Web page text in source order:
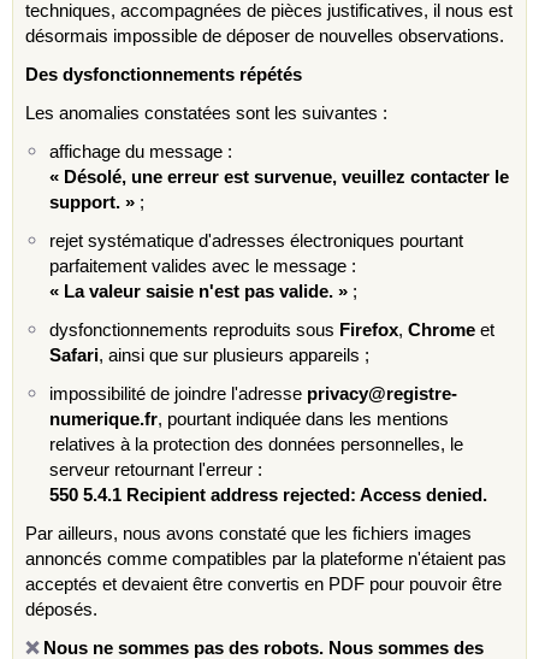
techniques, accompagnées de pièces justificatives, il nous est
désormais impossible de déposer de nouvelles observations.
Des dysfonctionnements répétés
Les anomalies constatées sont les suivantes :
affichage du message :
« Désolé, une erreur est survenue, veuillez contacter le
support. » ;
rejet systématique d'adresses électroniques pourtant
parfaitement valides avec le message :
« La valeur saisie n'est pas valide. » ;
dysfonctionnements reproduits sous Firefox, Chrome et
Safari, ainsi que sur plusieurs appareils ;
impossibilité de joindre l'adresse privacy@registre-
numerique.fr, pourtant indiquée dans les mentions
relatives à la protection des données personnelles, le
serveur retournant l'erreur :
550 5.4.1 Recipient address rejected: Access denied.
Par ailleurs, nous avons constaté que les fichiers images
annoncés comme compatibles par la plateforme n'étaient pas
acceptés et devaient être convertis en PDF pour pouvoir être
déposés.
❌ Nous ne sommes pas des robots. Nous sommes des